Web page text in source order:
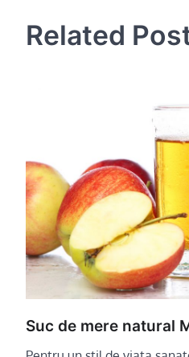
Related
Suc de mere natural